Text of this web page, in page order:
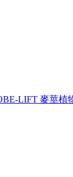
LIFT 麥莖植